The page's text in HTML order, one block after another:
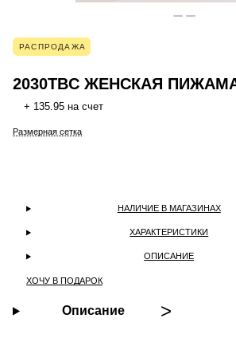
РАСПРОДАЖА
2030TBC ЖЕНСКАЯ
+ 135.95 на счет
Размерная сетка
НАЛИЧИЕ В МАГАЗИНАХ
ХАРАКТЕРИСТИКИ
ОПИСАНИЕ
ХОЧУ В ПОДАРОК
Описание